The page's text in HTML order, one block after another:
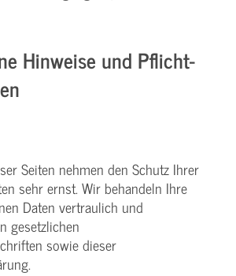
Hinweise und Pflicht­
Seiten nehmen den Schutz Ihrer
sehr ernst. Wir behandeln Ihre
Daten vertraulich und
gesetzlichen
sowie dieser